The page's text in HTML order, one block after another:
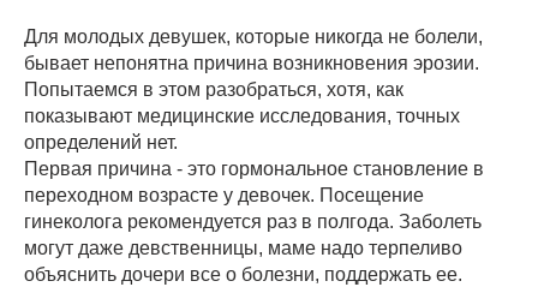
Для молодых девушек, которые никогда не болели,
бывает непонятна причина возникновения эрозии.
Попытаемся в этом разобраться, хотя, как
показывают медицинские исследования, точных
определений нет.
Первая причина - это гормональное становление в
переходном возрасте у девочек. Посещение
гинеколога рекомендуется раз в полгода. Заболеть
могут даже девственницы, маме надо терпеливо
объяснить дочери все о болезни, поддержать ее.